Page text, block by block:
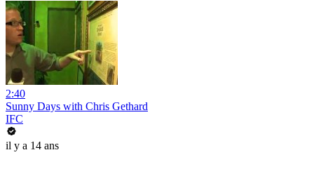
2:40
Sunny Days with Chris Gethard
IFC
il y a 14 ans